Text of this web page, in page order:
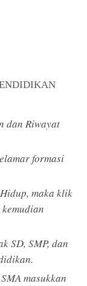
dan Riwayat
formasi
maka klik
SD, SMP, dan
masukkan